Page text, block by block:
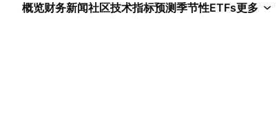
概览财务新闻社区技术指标预测季节性ETFs更多